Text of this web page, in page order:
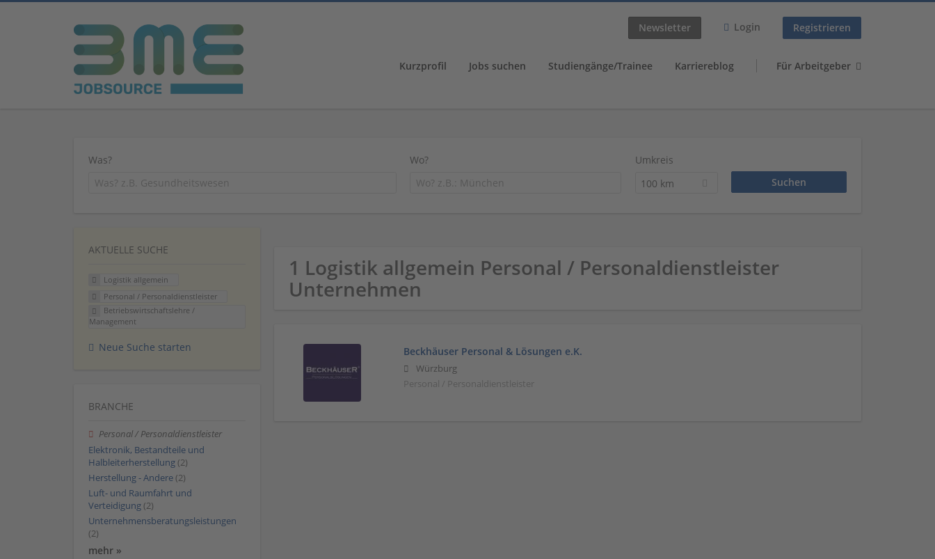
Newsletter Login Registrieren
Kurzprofil Jobs suchen Studiengänge/Trainee Karriereblog Für Arbeitgeber
Was? Wo?
Umkreis
100 km
1 Logistik allgemein Personal / Personaldienstleister
Unternehmen
Beckhäuser Personal & Lösungen e.K.
Würzburg
Personal / Personaldienstleister
AKTUELLE SUCHE
Logistik allgemein
Personal / Personaldienstleister
Betriebswirtschaftslehre /
Management
Neue Suche starten
BRANCHE
Personal / Personaldienstleister
Elektronik, Bestandteile und
Halbleiterherstellung (2)
Herstellung - Andere (2)
Luft- und Raumfahrt und
Verteidigung (2)
Unternehmensberatungsleistungen
(2)
mehr »